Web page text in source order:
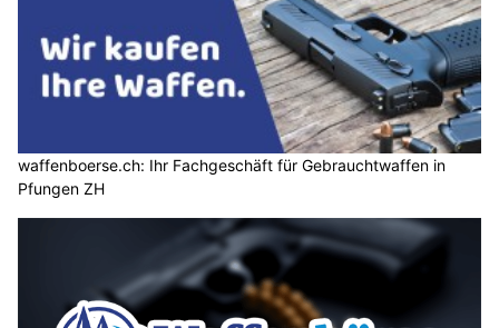
waffenboerse.ch: Ihr Fachgeschäft für Gebrauchtwaffen in
Pfungen ZH